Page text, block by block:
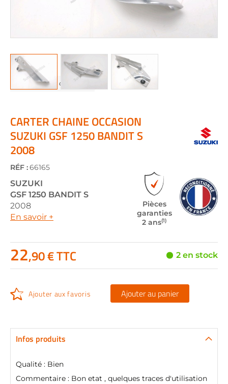
the
beginning
of
the
images
gallery
CARTER CHAINE OCCASION
SUZUKI GSF 1250 BANDIT S
2008
RÉF :66165
SUZUKI
GSF 1250 BANDIT S
2008
En savoir +
Pièces
garanties
2 ans(1)
22,90 € TTC 2 en stock
Ajouter aux favoris Ajouter au panier
Infos produits
Qualité : Bien
Commentaire : Bon etat , quelques traces d'utilisation